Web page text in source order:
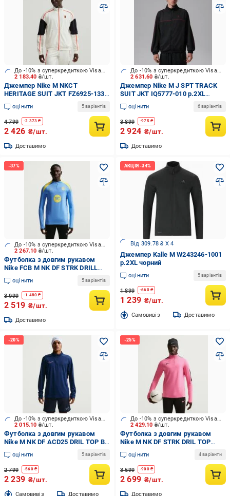
2 183.40 ₴/шт.
До -10% з суперкредиткою Visa Вигода
Джемпер Nike M NKCT
HERITAGE SUIT JKT FZ6925-133
р.2XL білий
оцінити 5 варіантів
4 799 -2 373 ₴
2 426 ₴/шт.
Доставимо
2 631.60 ₴/шт.
До -10% з суперкредиткою Visa Вигода
Джемпер Nike M J SPT TRACK
SUIT JKT IQ5777-010 р.2XL
чорний
оцінити 6 варіантів
3 899 -975₴
2 924 ₴/шт.
Доставимо
2 267.10 ₴/шт.
До -10% з суперкредиткою Visa Вигода
Футболка з довгим рукавом
Nike FCB M NK DF STRK DRILL
TOP KSE FZ1346-413 р.S
блакитний
оцінити 5 варіантів
3 999 -1 480 ₴
2 519 ₴/шт.
Доставимо
Від 309.78 ₴ X 4
Джемпер Kalle M W243246-1001
р.2XL чорний
оцінити 5 варіантів
1 899 -660₴
1 239 ₴/шт.
Cамовивіз Доставимо
2 015.10 ₴/шт.
До -10% з суперкредиткою Visa Вигода
Футболка з довгим рукавом
Nike M NK DF ACD25 DRIL TOP BR
HJ3783-495 р.L блакитний
оцінити 5 варіантів
2 799 -560₴
2 239 ₴/шт.
Cамовивіз Доставимо
2 429.10 ₴/шт.
До -10% з суперкредиткою Visa Вигода
Футболка з довгим рукавом
Nike M NK DF STRK DRIL TOP
IF1455-684 р.M рожевий
оцінити 4 варіанти
3 599 -900₴
2 699 ₴/шт.
Доставимо